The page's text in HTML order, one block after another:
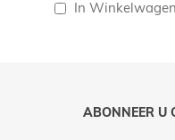
In Winkelwagen
ABONNEER U